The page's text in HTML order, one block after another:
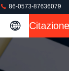
86-0573-87636079
Citazione